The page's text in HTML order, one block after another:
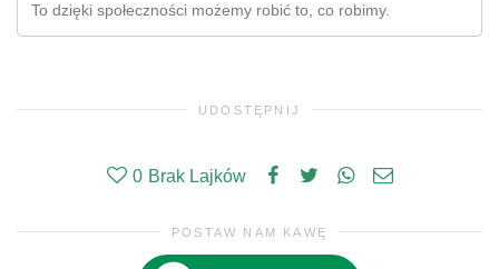
To dzięki społeczności możemy robić to, co robimy.
UDOSTĘPNIJ
0 Brak Lajków
POSTAW NAM KAWĘ